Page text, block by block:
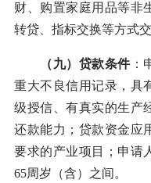
财、购置家庭用品等非
转贷、指标交换等方式
（九）贷款条件：
重大不良信用记录，具
级授信、有真实的生产
还款能力；贷款资金应
要求的产业项目；申请
65周岁（含）之间。